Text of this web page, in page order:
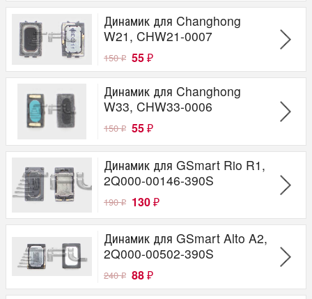
Динамик для Changhong
W21, CHW21-0007
150₽ 55 ₽
Динамик для Changhong
W33, CHW33-0006
150₽ 55 ₽
Динамик для GSmart Rio R1,
2Q000-00146-390S
190₽ 130 ₽
Динамик для GSmart Alto A2,
2Q000-00502-390S
240₽ 88 ₽